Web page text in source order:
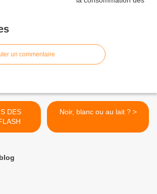
un commentaire
Noir, blanc ou au lait ? >